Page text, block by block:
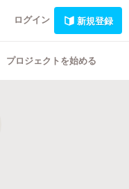
ログイン 新規登録
プロジェクトを始める